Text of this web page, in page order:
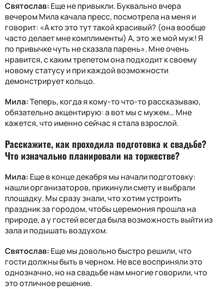
Святослав: Еще не привыкли. Буквально вчера
вечером Мила качала пресс, посмотрела на меня и
говорит: «А кто это тут такой красивый? (она вообще
часто делает мне комплименты) А, это же мой муж! Я
по привычке чуть не сказала парень». Мне очень
нравится, с каким трепетом она подходит к своему
новому статусу и при каждой возможности
демонстрирует кольцо.
Мила:Теперь, когда я кому-то что-то рассказываю,
обязательно акцентирую: а вот мы с мужем… Мне
кажется, что именно сейчас я стала взрослой.
Расскажите, как проходила подготовка к свадьбе?
Что изначально планировали на торжестве?
Мила: Еще в конце декабря мы начали подготовку:
нашли организаторов, прикинули смету и выбрали
площадку. Мы сразу знали, что хотим устроить
праздник за городом, чтобы церемония прошла на
природе, а у гостей всегда была возможность выйти из
зала и подышать воздухом.
Святослав: Еще мы довольно быстро решили, что
гости должны быть в черном. Не все восприняли это
однозначно, но на свадьбе нам многие говорили, что
это отличное решение.